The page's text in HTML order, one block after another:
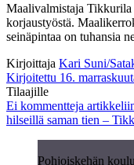
Maalivalmistaja Tikkurila
korjaustyöstä.
seinäpintaa on tuhansia
Kirjoittaja Kari Suni/
Kirjoitettu 16.
Tilaajille
Ei kommentteja
hilseillä saman tien –
Pohjoiskehän